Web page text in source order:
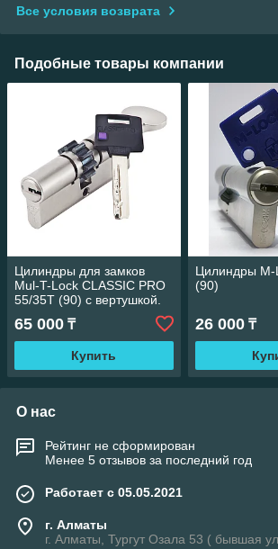
Все условия возврата
Подобные товары компании
Цилиндры для замков
Mul-T-Lock CLASSIC PRO
55/35Т (90) с вертушкой.
65 000 ₸
Купить
Цилиндры M-
(90)
26 000₸
О нас
Рейтинг не сформирован
Менее 5 отзывов за последний год
Работает с 05.05.2021
г. Алматы
г. Алматы, Тургут Озала 53 ( бывшая